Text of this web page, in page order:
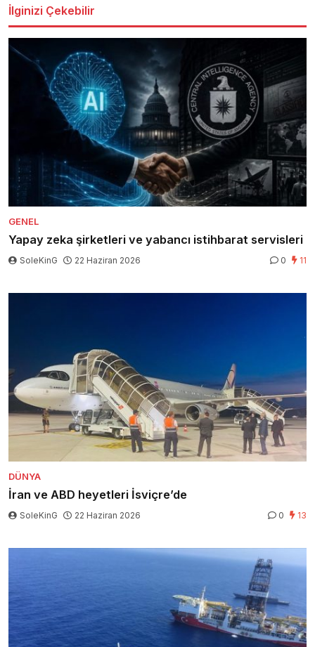
İlginizi Çekebilir
GENEL
Yapay zeka şirketleri ve yabancı istihbarat servisleri
SoleKinG 22 Haziran 2026 0 11
DÜNYA
İran ve ABD heyetleri İsviçre’de
SoleKinG 22 Haziran 2026 0 13